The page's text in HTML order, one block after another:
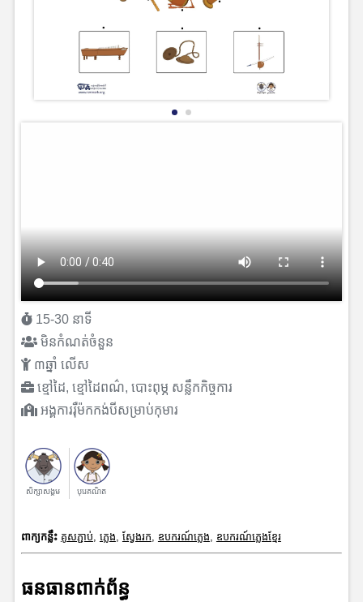
15-30 នាទី
មិនកំណត់ចំនួន
៣ឆ្នាំ លើស
ខ្មៅដៃ, ខ្មៅដៃពណ៌, បោះពុម្ភ សន្លឹកកិច្ចការ
អង្គការរុឺម៉កកង់បីសម្រាប់កុមារ
សិក្សាសង្គម បុរេគណិត
ពាក្យកន្លឹះ គូសភ្ជាប់, ភ្លេង ស្វែងរក ឧបករណ៍ភ្លេង ឧបករណ៍ភ្លេងខ្មែរ
ធនធានពាក់ព័ន្ធ